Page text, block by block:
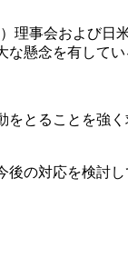
事会および
懸念を有してい
とることを強
の対応を検討し